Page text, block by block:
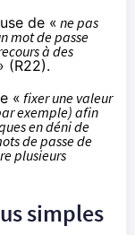
de « ne pas
mot de passe
à des
(R22).
« fixer une valeur
exemple) afin
en déni de
de passe de
plusieurs
simples